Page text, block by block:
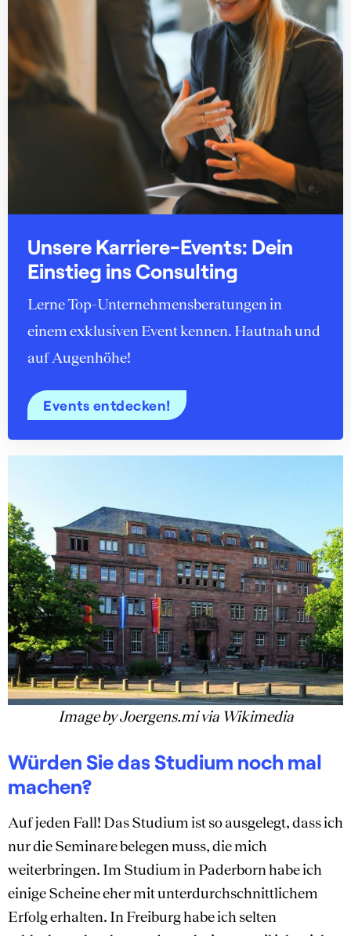
Unsere Karriere-Events: Dein
Einstieg ins Consulting
Lerne Top-Unternehmensberatungen in
einem exklusiven Event kennen. Hautnah und
auf Augenhöhe!
Events entdecken!
Image by Joergens.mi via Wikimedia
Würden Sie das Studium noch mal
machen?
Auf jeden Fall! Das Studium ist so ausgelegt, dass ich
nur die Seminare belegen muss, die mich
weiterbringen. Im Studium in Paderborn habe ich
einige Scheine eher mit unterdurchschnittlichem
Erfolg erhalten. In Freiburg habe ich selten